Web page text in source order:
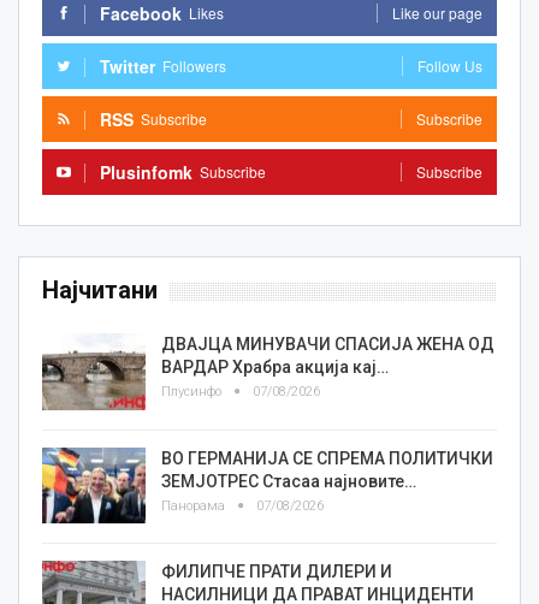
Facebook Likes Like our page
Twitter Followers Follow Us
RSS Subscribe Subscribe
Plusinfomk Subscribe Subscribe
Најчитани
ДВАЈЦА МИНУВАЧИ СПАСИЈА ЖЕНА ОД
ВАРДАР Храбра акција кај…
Плусинфо 07/08/2026
ВО ГЕРМАНИЈА СЕ СПРЕМА ПОЛИТИЧКИ
ЗЕМЈОТРЕС Стасаа најновите…
Панорама 07/08/2026
ФИЛИПЧЕ ПРАТИ ДИЛЕРИ И
НАСИЛНИЦИ ДА ПРАВАТ ИНЦИДЕНТИ